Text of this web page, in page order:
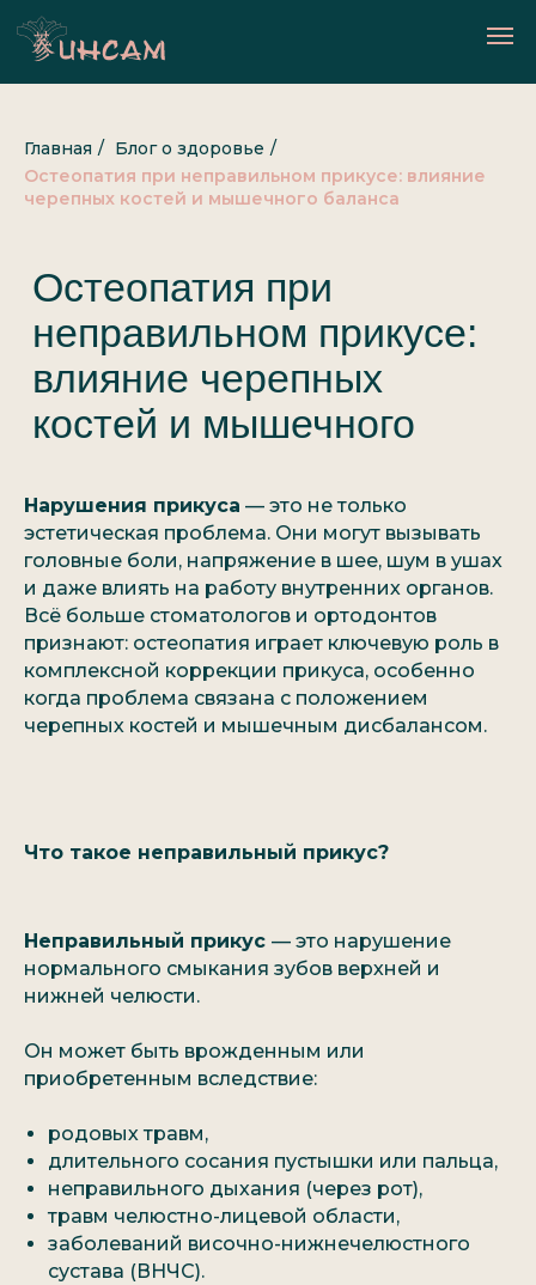
Главная / Блог о здоровье /
Остеопатия при неправильном прикусе: влияние
черепных костей и мышечного баланса
Остеопатия при
влияние черепных
костей и мышечного
баланса
Нарушения прикуса — это не только
эстетическая проблема. Они могут вызывать
головные боли, напряжение в шее, шум в ушах
и даже влиять на работу внутренних органов.
Всё больше стоматологов и ортодонтов
признают: остеопатия играет ключевую роль в
комплексной коррекции прикуса, особенно
когда проблема связана с положением
черепных костей и мышечным дисбалансом.
Что такое неправильный прикус?
Неправильный прикус — это нарушение
нормального смыкания зубов верхней и
нижней челюсти.
Он может быть врожденным или
приобретенным вследствие:
родовых травм,
длительного сосания пустышки или пальца,
неправильного дыхания (через рот),
травм челюстно-лицевой области,
заболеваний височно-нижнечелюстного
сустава (ВНЧС).